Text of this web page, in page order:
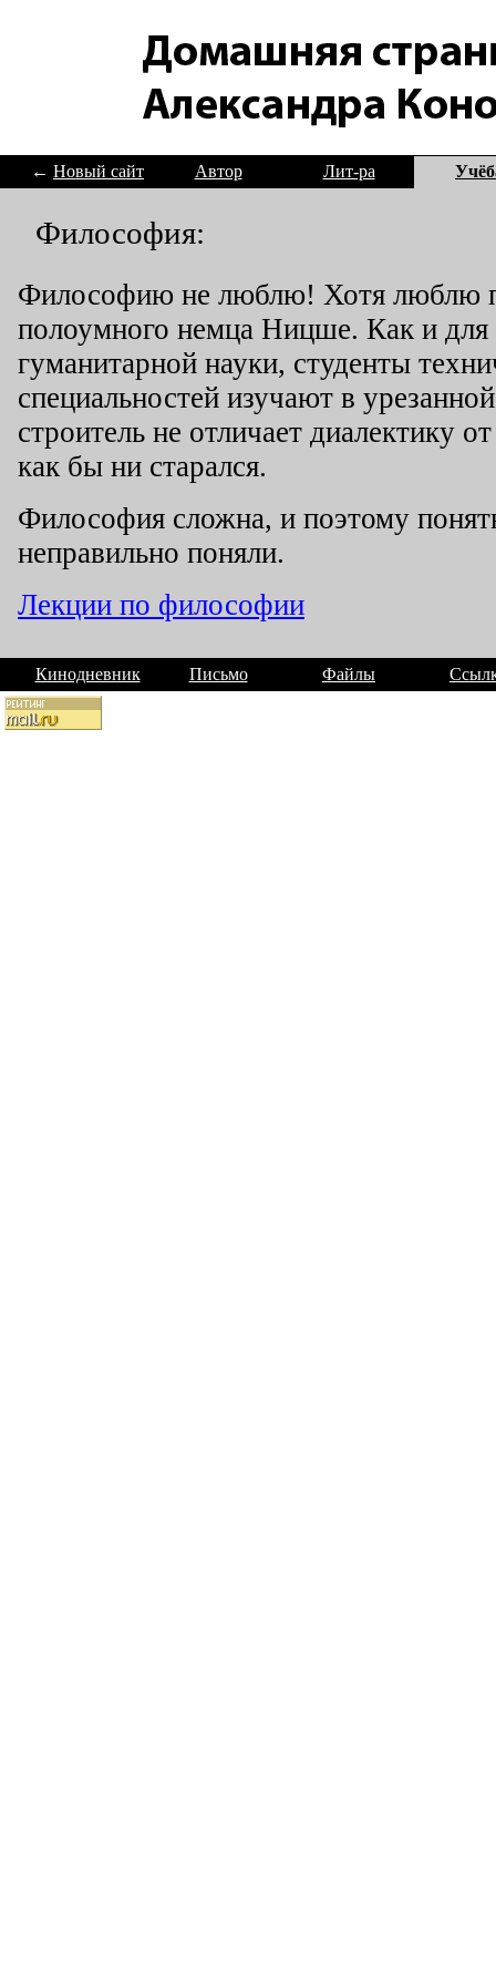
← Новый сайт Автор Лит-ра
Философия:
Философию не люблю! Хотя люблю
полоумного немца Ницше. Как и
гуманитарной науки, студенты
специальностей изучают в
строитель не отличает диалектику
как бы ни старался.
Философия сложна, и поэтому
неправильно поняли.
Лекции по философии
Кинодневник Письмо Файлы